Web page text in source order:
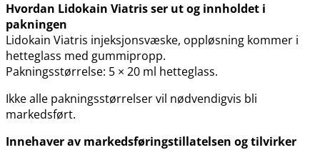
Hvordan Lidokain Viatris ser ut og innholdet i
pakningen
Lidokain Viatris injeksjonsvæske, oppløsning kommer i
hetteglass med gummipropp.
Pakningsstørrelse: 5 × 20 ml hetteglass.
Ikke alle pakningsstørrelser vil nødvendigvis bli
markedsført.
Innehaver av markedsføringstillatelsen og tilvirker